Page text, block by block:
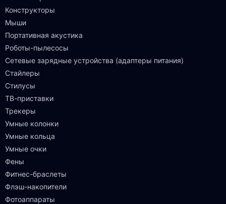
Конструкторы
Мыши
Портативная акустика
Роботы-пылесосы
Сетевые зарядные устройства (адаптеры питания)
Стайлеры
Стилусы
ТВ-приставки
Трекеры
Умные колонки
Умные кольца
Умные очки
Фены
Фитнес-браслеты
Флэш-накопители
Фотоаппараты